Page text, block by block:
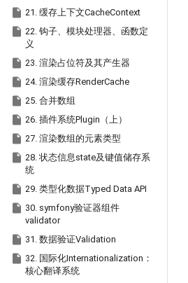
 21. 缓存上下文CacheContext
 22. 钩子、模块处理器、函数定
义
 23. 渲染占位符及其产生器
 24. 渲染缓存RenderCache
 25. 合并数组
 26. 插件系统Plugin（上）
 27. 渲染数组的元素类型
 28. 状态信息state及键值储存系
统
 29. 类型化数据Typed Data API
 30. symfony验证器组件
validator
 31. 数据验证Validation
 32. 国际化Internationalization：
核心翻译系统